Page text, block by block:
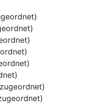
die
Stellungnahme von
aus. Den
des (Tax-)CAPM,
5,5% nach Steuern
von unverschuldet
sank von 0,89 im
2019, 0,82 im